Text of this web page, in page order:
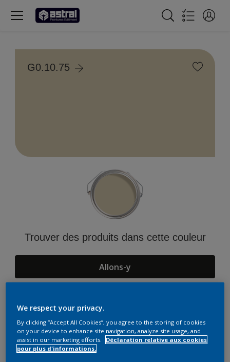
G0.10.75
Trouver des produits dans cette couleur
Allons-y
Suggestions d'Harmonies
We respect your privacy.
By clicking “Accept All Cookies”, you agree to the storing of cookies
on your device to enhance site navigation, analyze site usage, and
assist in our marketing efforts.
Déclaration relative aux cookies
pour plus d'informations.